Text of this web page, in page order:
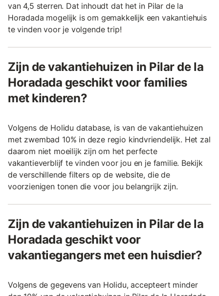
van 4,5 sterren. Dat inhoudt dat het in Pilar de la
Horadada mogelijk is om gemakkelijk een vakantiehuis
te vinden voor je volgende trip!
Zijn de vakantiehuizen in Pilar de la
Horadada geschikt voor families
met kinderen?
Volgens de Holidu database, is van de vakantiehuizen
met zwembad 10% in deze regio kindvriendelijk. Het zal
daarom niet moeilijk zijn om het perfecte
vakantieverblijf te vinden voor jou en je familie. Bekijk
de verschillende filters op de website, die de
voorzienigen tonen die voor jou belangrijk zijn.
Zijn de vakantiehuizen in Pilar de la
Horadada geschikt voor
vakantiegangers met een huisdier?
Volgens de gegevens van Holidu, accepteert minder